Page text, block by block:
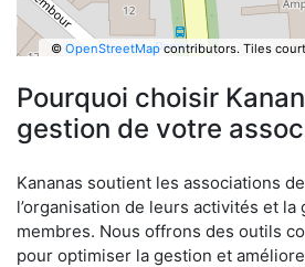
© OpenStreetMapcontributors. Tiles
Pourquoi choisir
gestion de votre
Kananas soutient les associations
l’organisation de leurs activités et la
membres. Nous offrons des outils
pour optimiser la gestion et